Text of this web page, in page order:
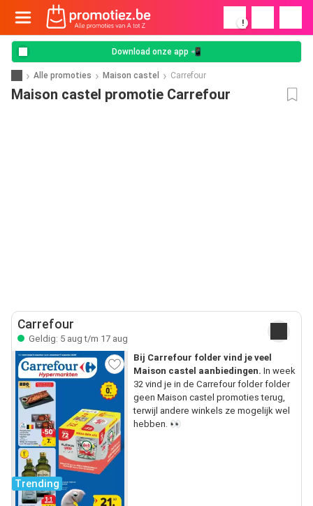
!
Download onze app 📲
Alle promoties Maison castel Carrefour
Maison castel promotie Carrefour
Carrefour
Geldig: 5 aug t/m 17 aug
Trending
Bij Carrefour folder vind je veel
Maison castel aanbiedingen. In week
32 vind je in de Carrefour folder folder
geen Maison castel promoties terug,
terwijl andere winkels ze mogelijk wel
hebben. 👀